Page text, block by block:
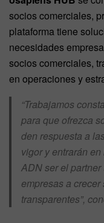
socios comerciales,
plataforma tiene
necesidades
socios comerciales,
en operaciones y
“Trabajamos
para que ofrezca
den respuesta a
vigor y entrarán
ADN ser el
empresas a
transparentes”,